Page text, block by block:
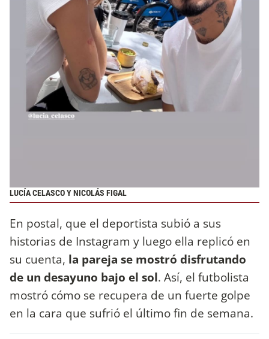
LUCÍA CELASCO Y NICOLÁS FIGAL
En postal, que el deportista subió a sus
historias de Instagram y luego ella replicó en
su cuenta, la pareja se mostró disfrutando
de un desayuno bajo el sol. Así, el futbolista
mostró cómo se recupera de un fuerte golpe
en la cara que sufrió el último fin de semana.